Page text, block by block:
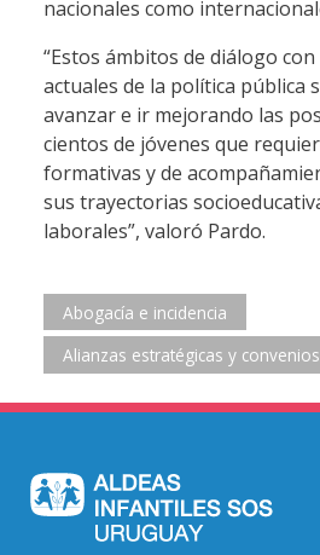
nacionales como
“Estos ámbitos de diálogo
actuales de la política pública
avanzar e ir mejorando las
cientos de jóvenes que
formativas y de
sus trayectorias
laborales”, valoró Pardo.
Abogacía e incidencia
Alianzas estratégicas y convenios